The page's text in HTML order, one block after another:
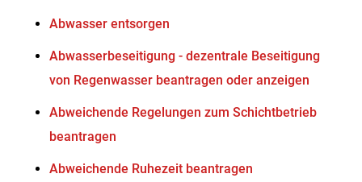
Abwasser entsorgen
Abwasserbeseitigung - dezentrale Beseitigung
von Regenwasser beantragen oder anzeigen
Abweichende Regelungen zum Schichtbetrieb
beantragen
Abweichende Ruhezeit beantragen